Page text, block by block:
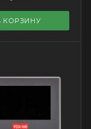
1хRJ45
КОРЗИНУ